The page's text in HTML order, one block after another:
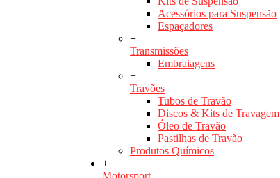
Acessórios para Suspensão
Espaçadores
+
Transmissões
Embraiagens
+
Travões
Tubos de Travão
Discos & Kits de Travagem
Óleo de Travão
Pastilhas de Travão
Produtos Químicos
+